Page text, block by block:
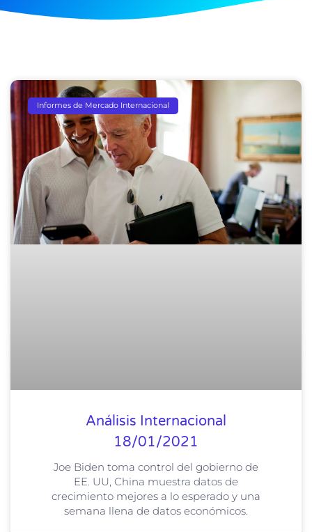
Informes de Mercado Internacional
Análisis Internacional
18/01/2021
Joe Biden toma control del gobierno de
EE. UU, China muestra datos de
crecimiento mejores a lo esperado y una
semana llena de datos económicos.